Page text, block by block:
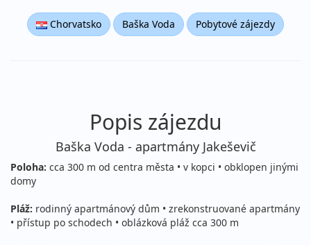
Chorvatsko Baška Voda Pobytové zájezdy
Popis zájezdu
Baška Voda - apartmány Jakeševič
Poloha: cca 300 m od centra města • v kopci • obklopen jinými
domy
Pláž: rodinný apartmánový dům • zrekonstruované apartmány
• přístup po schodech • oblázková pláž cca 300 m